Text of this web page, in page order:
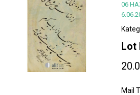
06
Lot
Mail